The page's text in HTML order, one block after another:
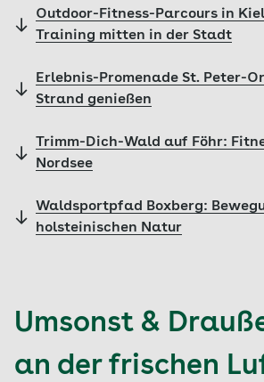
Outdoor-Fitness-Parcours in
Training mitten in der Stadt
Erlebnis-Promenade St. Peter-
Strand genießen
Trimm-Dich-Wald auf Föhr:
Nordsee
Waldsportpfad Boxberg:
holsteinischen Natur
Umsonst &
an der frischen